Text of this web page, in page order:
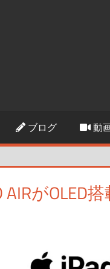
ブログ 動
AIRが